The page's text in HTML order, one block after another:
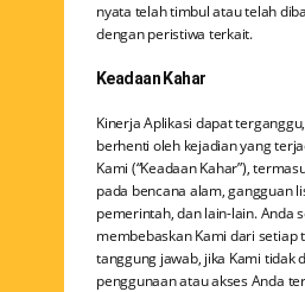
nyata telah timbul atau telah
dengan peristiwa terkait.
Keadaan Kahar
Kinerja Aplikasi dapat
berhenti oleh kejadian yang
Kami (“Keadaan Kahar”),
pada bencana alam, gangguan
pemerintah, dan lain-lain. Anda
membebaskan Kami dari setiap
tanggung jawab, jika Kami tidak
penggunaan atau akses Anda